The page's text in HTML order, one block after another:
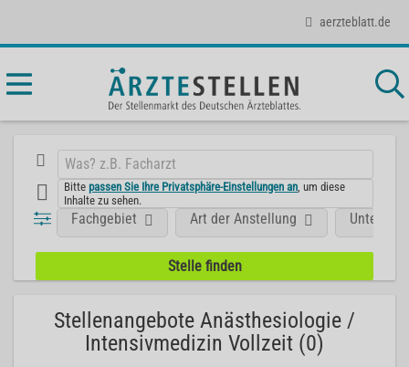
aerzteblatt.de
Bittepassen Sie Ihre Privatsphäre-Einstellungen an , um diese
Inhalte zu sehen.
Fachgebiet Art der Anstellung
Stellenangebote Anästhesiologie /
Intensivmedizin Vollzeit (0)